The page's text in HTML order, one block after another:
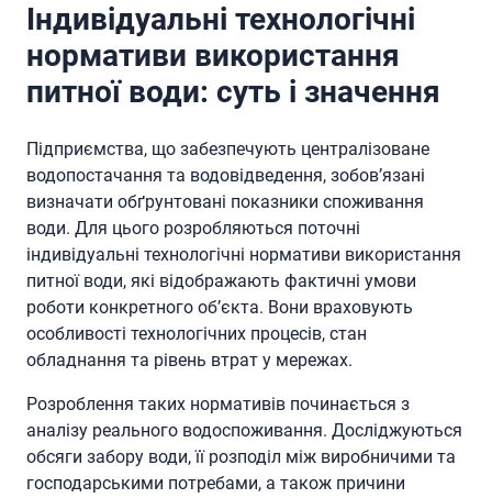
Індивідуальні технологічні
нормативи використання
питної води: суть і значення
Підприємства, що забезпечують централізоване
водопостачання та водовідведення, зобов’язані
визначати обґрунтовані показники споживання
води. Для цього розробляються поточні
індивідуальні технологічні нормативи використання
питної води, які відображають фактичні умови
роботи конкретного об’єкта. Вони враховують
особливості технологічних процесів, стан
обладнання та рівень втрат у мережах.
Розроблення таких нормативів починається з
аналізу реального водоспоживання. Досліджуються
обсяги забору води, її розподіл між виробничими та
господарськими потребами, а також причини